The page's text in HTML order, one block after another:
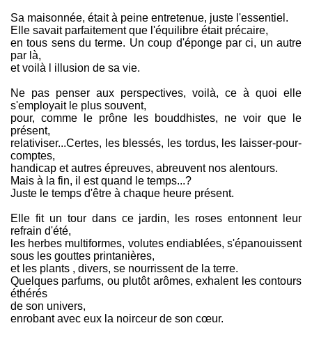
Sa maisonnée, était à peine entretenue, juste l'essentiel.
Elle savait parfaitement que l'équilibre était précaire,
en tous sens du terme. Un coup d'éponge par ci, un autre
par là,
et voilà l illusion de sa vie.
Ne pas penser aux perspectives, voilà, ce à quoi elle
s'employait le plus souvent,
pour, comme le prône les bouddhistes, ne voir que le
présent,
relativiser...Certes, les blessés, les tordus, les laisser-pour-
comptes,
handicap et autres épreuves, abreuvent nos alentours.
Mais à la fin, il est quand le temps...?
Juste le temps d'être à chaque heure présent.
Elle fit un tour dans ce jardin, les roses entonnent leur
refrain d'été,
les herbes multiformes, volutes endiablées, s'épanouissent
sous les gouttes printanières,
et les plants , divers, se nourrissent de la terre.
Quelques parfums, ou plutôt arômes, exhalent les contours
éthérés
de son univers,
enrobant avec eux la noirceur de son cœur.